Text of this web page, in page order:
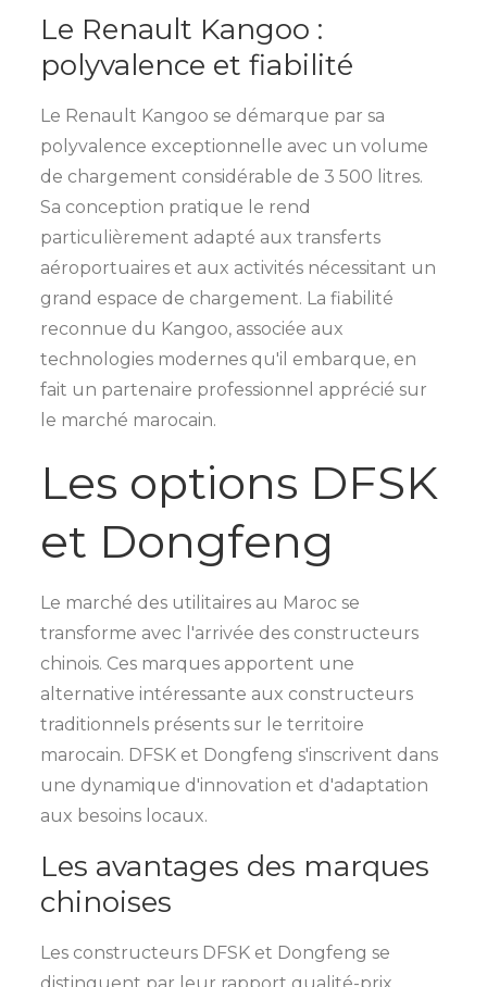
Le Renault Kangoo :
polyvalence et fiabilité
Le Renault Kangoo se démarque par sa
polyvalence exceptionnelle avec un volume
de chargement considérable de 3 500 litres.
Sa conception pratique le rend
particulièrement adapté aux transferts
aéroportuaires et aux activités nécessitant un
grand espace de chargement. La fiabilité
reconnue du Kangoo, associée aux
technologies modernes qu'il embarque, en
fait un partenaire professionnel apprécié sur
le marché marocain.
Les options DFSK
et Dongfeng
Le marché des utilitaires au Maroc se
transforme avec l'arrivée des constructeurs
chinois. Ces marques apportent une
alternative intéressante aux constructeurs
traditionnels présents sur le territoire
marocain. DFSK et Dongfeng s'inscrivent dans
une dynamique d'innovation et d'adaptation
aux besoins locaux.
Les avantages des marques
chinoises
Les constructeurs DFSK et Dongfeng se